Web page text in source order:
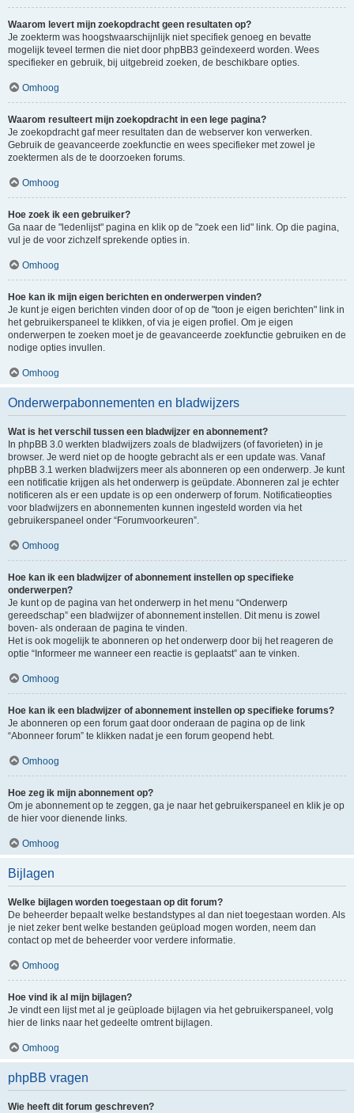
Waarom levert mijn zoekopdracht geen resultaten op?
Je zoekterm was hoogstwaarschijnlijk niet specifiek genoeg en bevatte
mogelijk teveel termen die niet door phpBB3 geïndexeerd worden. Wees
specifieker en gebruik, bij uitgebreid zoeken, de beschikbare opties.
Omhoog
Waarom resulteert mijn zoekopdracht in een lege pagina?
Je zoekopdracht gaf meer resultaten dan de webserver kon verwerken.
Gebruik de geavanceerde zoekfunctie en wees specifieker met zowel je
zoektermen als de te doorzoeken forums.
Omhoog
Hoe zoek ik een gebruiker?
Ga naar de "ledenlijst" pagina en klik op de "zoek een lid" link. Op die pagina,
vul je de voor zichzelf sprekende opties in.
Omhoog
Hoe kan ik mijn eigen berichten en onderwerpen vinden?
Je kunt je eigen berichten vinden door of op de "toon je eigen berichten" link in
het gebruikerspaneel te klikken, of via je eigen profiel. Om je eigen
onderwerpen te zoeken moet je de geavanceerde zoekfunctie gebruiken en de
nodige opties invullen.
Omhoog
Onderwerpabonnementen en bladwijzers
Wat is het verschil tussen een bladwijzer en abonnement?
In phpBB 3.0 werkten bladwijzers zoals de bladwijzers (of favorieten) in je
browser. Je werd niet op de hoogte gebracht als er een update was. Vanaf
phpBB 3.1 werken bladwijzers meer als abonneren op een onderwerp. Je kunt
een notificatie krijgen als het onderwerp is geüpdate. Abonneren zal je echter
notificeren als er een update is op een onderwerp of forum. Notificatieopties
voor bladwijzers en abonnementen kunnen ingesteld worden via het
gebruikerspaneel onder “Forumvoorkeuren”.
Omhoog
Hoe kan ik een bladwijzer of abonnement instellen op specifieke
onderwerpen?
Je kunt op de pagina van het onderwerp in het menu “Onderwerp
gereedschap” een bladwijzer of abonnement instellen. Dit menu is zowel
boven- als onderaan de pagina te vinden.
Het is ook mogelijk te abonneren op het onderwerp door bij het reageren de
optie “Informeer me wanneer een reactie is geplaatst” aan te vinken.
Omhoog
Hoe kan ik een bladwijzer of abonnement instellen op specifieke forums?
Je abonneren op een forum gaat door onderaan de pagina op de link
“Abonneer forum” te klikken nadat je een forum geopend hebt.
Omhoog
Hoe zeg ik mijn abonnement op?
Om je abonnement op te zeggen, ga je naar het gebruikerspaneel en klik je op
de hier voor dienende links.
Omhoog
Bijlagen
Welke bijlagen worden toegestaan op dit forum?
De beheerder bepaalt welke bestandstypes al dan niet toegestaan worden. Als
je niet zeker bent welke bestanden geüpload mogen worden, neem dan
contact op met de beheerder voor verdere informatie.
Omhoog
Hoe vind ik al mijn bijlagen?
Je vindt een lijst met al je geüploade bijlagen via het gebruikerspaneel, volg
hier de links naar het gedeelte omtrent bijlagen.
Omhoog
phpBB vragen
Wie heeft dit forum geschreven?